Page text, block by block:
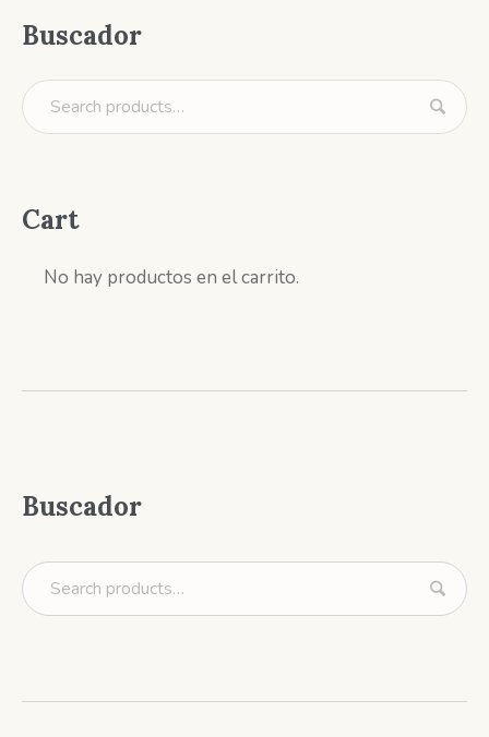
Buscador
Cart
No hay productos en el carrito.
Buscador